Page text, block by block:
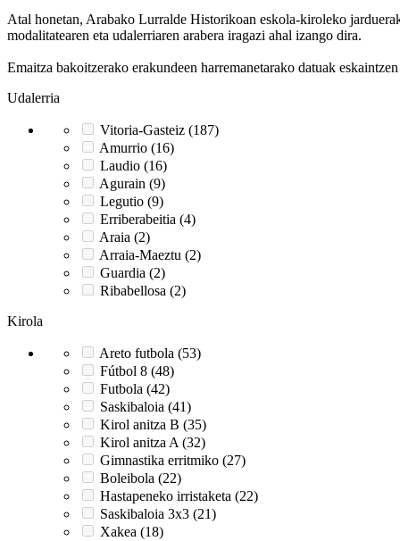
Atal honetan, Arabako Lurralde Historikoan eskola-kiroleko
modalitatearen eta udalerriaren arabera iragazi ahal izango dira.
Emaitza bakoitzerako erakundeen harremanetarako datuak
Udalerria
Vitoria-Gasteiz (187)
Amurrio (16)
Laudio (16)
Agurain (9)
Legutio (9)
Erriberabeitia (4)
Araia (2)
Arraia-Maeztu (2)
Guardia (2)
Ribabellosa (2)
Kirola
Areto futbola (53)
Fútbol 8 (48)
Futbola (42)
Saskibaloia (41)
Kirol anitza B (35)
Kirol anitza A (32)
Gimnastika erritmiko (27)
Boleibola (22)
Hastapeneko irristaketa (22)
Saskibaloia 3x3 (21)
Xakea (18)